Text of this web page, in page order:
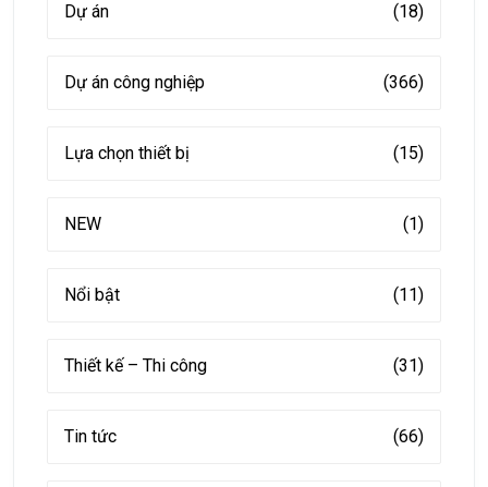
Dự án (18)
Dự án công nghiệp (366)
Lựa chọn thiết bị (15)
NEW (1)
Nổi bật (11)
Thiết kế – Thi công (31)
Tin tức (66)